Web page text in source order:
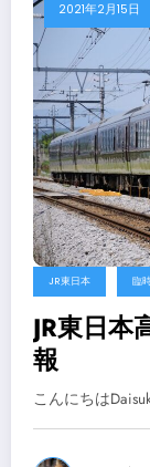
2021年2月15日
JR東日本 臨
JR東日
報
こんにちは